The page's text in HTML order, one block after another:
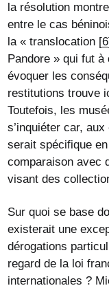
la résolution
entre le cas
la « translocation [6
Pandore » qui fut
évoquer les
restitutions trouve
Toutefois, les
s’inquiéter car,
serait spécifique
comparaison avec
visant des
Sur quoi se base
existerait une
dérogations
regard de la loi
internationales ?